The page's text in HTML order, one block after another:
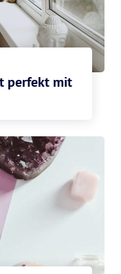
perfekt mit